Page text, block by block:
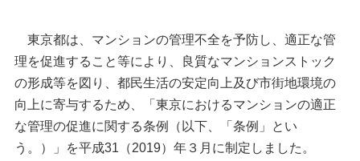
東京都は、マンションの管理不全を予防し、適正な管
理を促進すること等により、良質なマンションストック
の形成等を図り、都民生活の安定向上及び市街地環境の
向上に寄与するため、「東京におけるマンションの適正
な管理の促進に関する条例（以下、「条例」とい
う。）」を平成31（2019）年３月に制定しました。